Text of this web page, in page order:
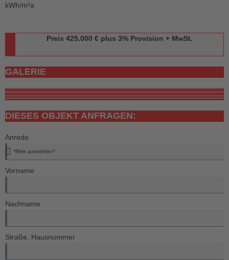
kWh/m²a
Preis 425.000 € plus 3% Provision + MwSt.
GALERIE
DIESES OBJEKT ANFRAGEN:
Anrede
Vorname
Nachname
Straße, Hausnummer